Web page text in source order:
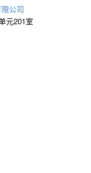
公司
元201室